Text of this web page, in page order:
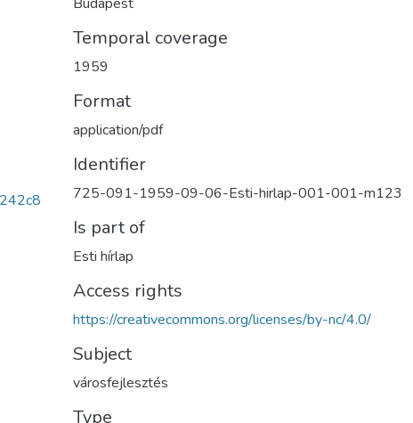
Temporal coverage
1959
Format
application/pdf
Identifier
725-091-1959-09-06-Esti-hirlap-001-001-m123
Is part of
Esti hírlap
Access rights
https://creativecommons.org/licenses/by-nc/4.0/
Subject
városfejlesztés
Type